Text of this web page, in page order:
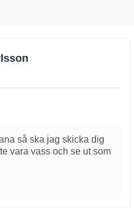
så ska jag skicka dig
vara vass och se ut som